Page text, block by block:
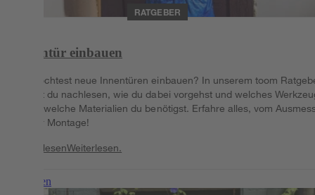
RATGEBER
Innentür einbauen
Du möchtest neue Innentüren einbauen? In unserem toom
kannst du nachlesen, wie du dabei vorgehst und welches
sowie welche Materialien du benötigst. Erfahre alles, vom
bis zur Montage!
WeiterlesenWeiterlesen.
Weiterlesen